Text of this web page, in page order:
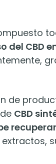
del CBD
de
CBD